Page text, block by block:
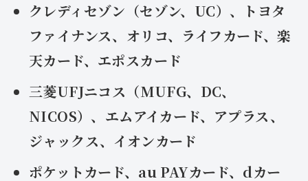
クレディセゾン（セゾン、UC）、トヨタ
ファイナンス、オリコ、ライフカード、楽
天カード、エポスカード
三菱UFJニコス（MUFG、DC、
NICOS）、エムアイカード、アプラス、
ジャックス、イオンカード
ポケットカード、au PAYカード、dカー